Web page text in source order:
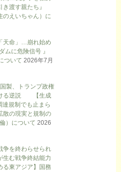
渡す親たち』
のえいちゃん）に
天命」…崩れ始め
ムに危険信号 』
ついて 2026年7月
製、トランプ政権
ける逆説 【生成
規制でも止まら
散の現実と規制の
）について 2026
争を終わらせられ
生む戦争終結能力
東アジア】国務